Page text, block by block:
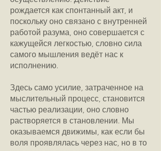
рождается как спонтанный акт, и
поскольку оно связано с внутренней
работой разума, оно совершается с
кажущейся легкостью, словно сила
самого мышления ведёт нас к
исполнению.
Здесь само усилие, затраченное на
мыслительный процесс, становится
частью реализации, оно словно
растворяется в становлении. Мы
оказываемся движимы, как если бы
воля проявлялась через нас, но в то